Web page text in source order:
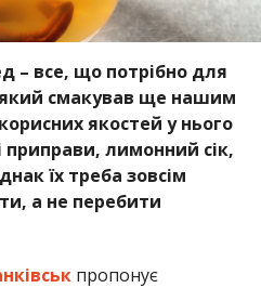
– все, що потрібно для
смакував ще нашим
якостей у нього
лимонний сік,
їх треба зовсім
а не перебити
пропонує